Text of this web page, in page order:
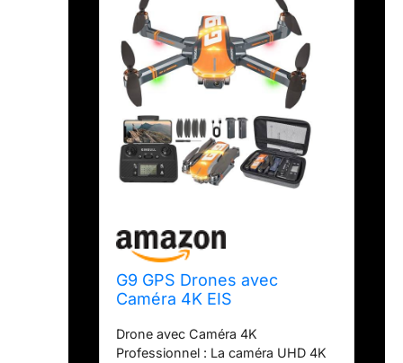
G9 GPS Drones avec
Caméra 4K EIS
et Adultes, 45 Mins de Vol,
Moteur sans Balais,
Drone avec Caméra 4K
Professionnel : La caméra UHD 4K